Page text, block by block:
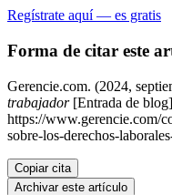
Regístrate aquí — es gratis
Forma de citar este
Gerencie.com. (2024,
trabajador[Entrada de
https://www.gerencie.com/
sobre-los-derechos-
Copiar cita
Archivar este artículo